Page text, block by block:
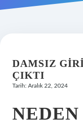
Hakkımızda
DAMSIZ
ÇIKTI
Tarih: Aralık 22, 2024